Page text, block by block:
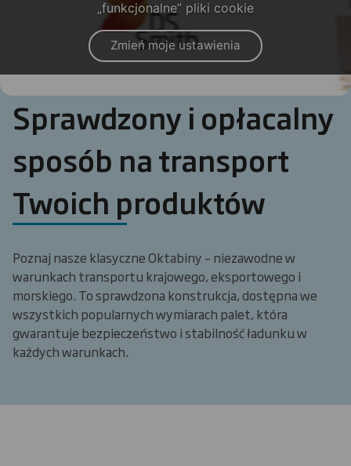
„funkcjonalne” pliki cookie
Zmień moje ustawienia
Sprawdzony i opłacalny
sposób na transport
Twoich produktów
Poznaj nasze klasyczne Oktabiny – niezawodne w
warunkach transportu krajowego, eksportowego i
morskiego. To sprawdzona konstrukcja, dostępna we
wszystkich popularnych wymiarach palet, która
gwarantuje bezpieczeństwo i stabilność ładunku w
każdych warunkach.